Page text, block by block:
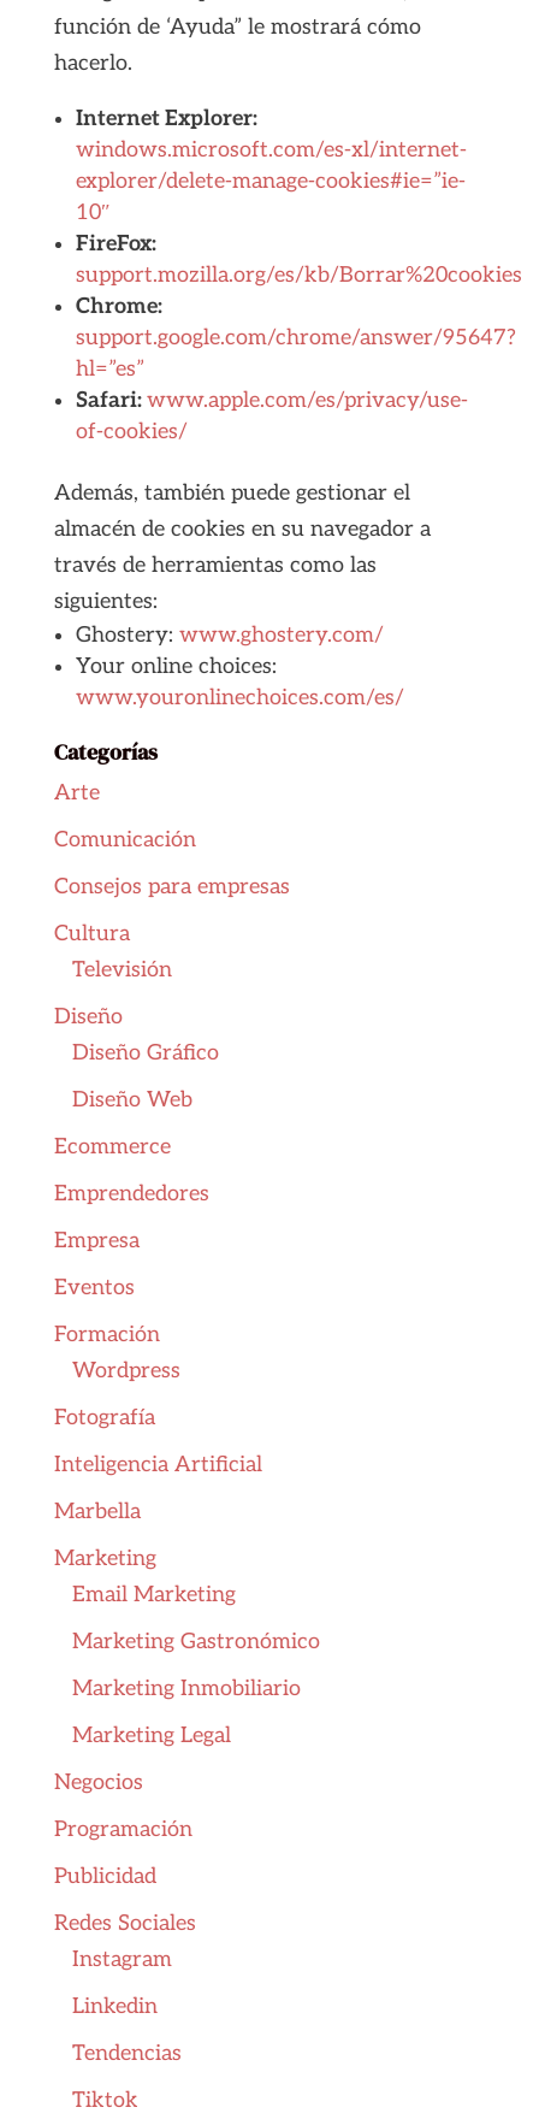
función de ‘Ayuda” le mostrará cómo
hacerlo.
Internet Explorer:
windows.microsoft.com/es-xl/internet-
explorer/delete-manage-cookies#ie=”ie-
10″
FireFox:
support.mozilla.org/es/kb/Borrar%20cookies
Chrome:
support.google.com/chrome/answer/95647?
hl=”es”
Safari:www.apple.com/es/privacy/use-
of-cookies/
Además, también puede gestionar el
almacén de cookies en su navegador a
través de herramientas como las
siguientes:
Ghostery: www.ghostery.com/
Your online choices:
www.youronlinechoices.com/es/
Categorías
Arte
Comunicación
Consejos para empresas
Cultura
Televisión
Diseño
Diseño Gráfico
Diseño Web
Ecommerce
Emprendedores
Empresa
Eventos
Formación
Wordpress
Fotografía
Inteligencia Artificial
Marbella
Marketing
Email Marketing
Marketing Gastronómico
Marketing Inmobiliario
Marketing Legal
Negocios
Programación
Publicidad
Redes Sociales
Instagram
Linkedin
Tendencias
Tiktok